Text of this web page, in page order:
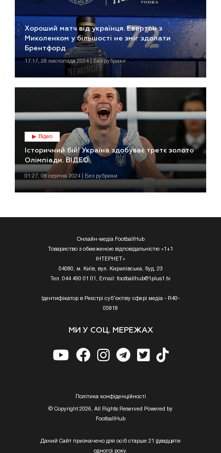
Хороший матч від українця. Евертон з
Миколенком у більшості не зміг здолати
Брентфорд
17:17, 28 листопада 2024 | Без рубрики
Відео
Історичний бій! Україна здобуває третє золото
Олімпіади. ВІДЕО
01:27, 08 серпня 2024 | Без рубрики
Онлайн-медіа FootballHub
Товариство з обмеженою відповідальністю «1+1
ІНТЕРНЕТ»
04080, м. Київ, вул. Кирилівська, буд. 23
Тел. 044 490 01 01, Email: footballhub@1plus1.tv
Ідентифікатор в Реєстрі суб’єктіву сфері медіа - R40-
05818
МИ У СОЦ. МЕРЕЖАХ
Полiтика конфiденцiйностi
© Copyright 2026, All Rights Reserved Powered by
FootballHub
Даний Сайт призначено для осіб старше 21 (двадцяти
одного) року.